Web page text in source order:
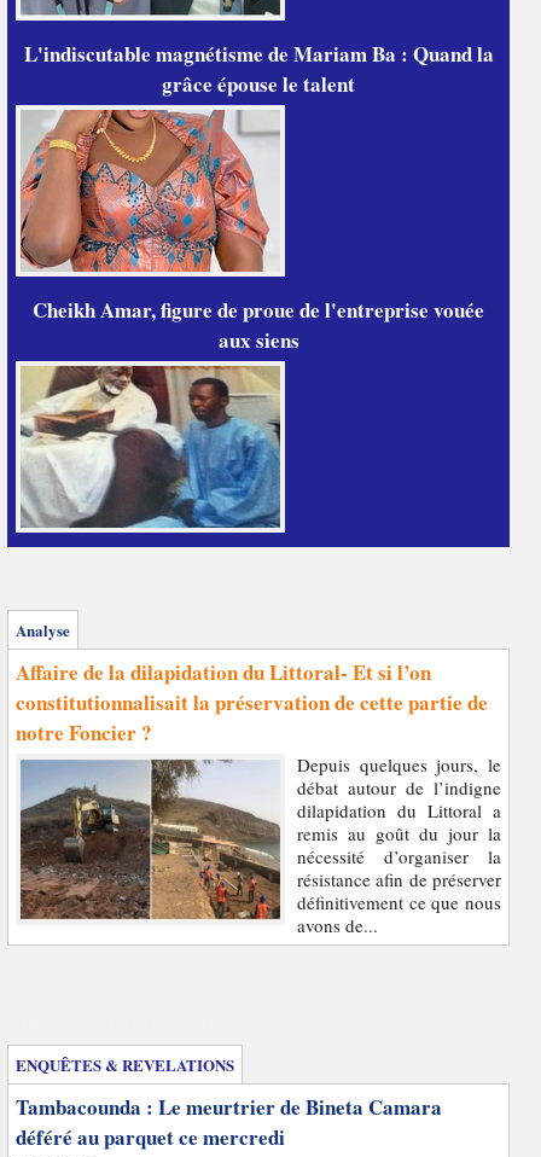
L'indiscutable magnétisme de Mariam Ba : Quand la
grâce épouse le talent
Cheikh Amar, figure de proue de l'entreprise vouée
aux siens
Analyse
Affaire de la dilapidation du Littoral- Et si l’on
constitutionnalisait la préservation de cette partie de
notre Foncier ?
Depuis quelques jours, le
débat autour de l’indigne
dilapidation du Littoral a
remis au goût du jour la
nécessité d’organiser la
résistance afin de préserver
définitivement ce que nous
avons de...
ENQUÊTES & REVELATIONS
Tambacounda : Le meurtrier de Bineta Camara
déféré au parquet ce mercredi